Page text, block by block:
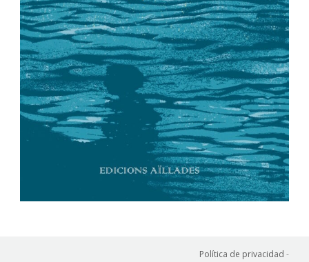
Política de privacidad -